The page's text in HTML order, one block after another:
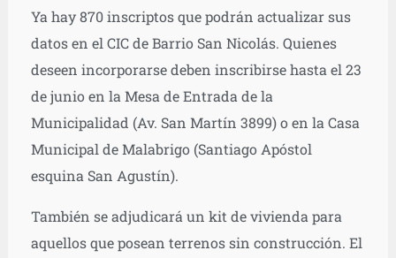
Ya hay 870 inscriptos que podrán actualizar sus
datos en el CIC de Barrio San Nicolás. Quienes
deseen incorporarse deben inscribirse hasta el 23
de junio en la Mesa de Entrada de la
Municipalidad (Av. San Martín 3899) o en la Casa
Municipal de Malabrigo (Santiago Apóstol
esquina San Agustín).
También se adjudicará un kit de vivienda para
aquellos que posean terrenos sin construcción. El